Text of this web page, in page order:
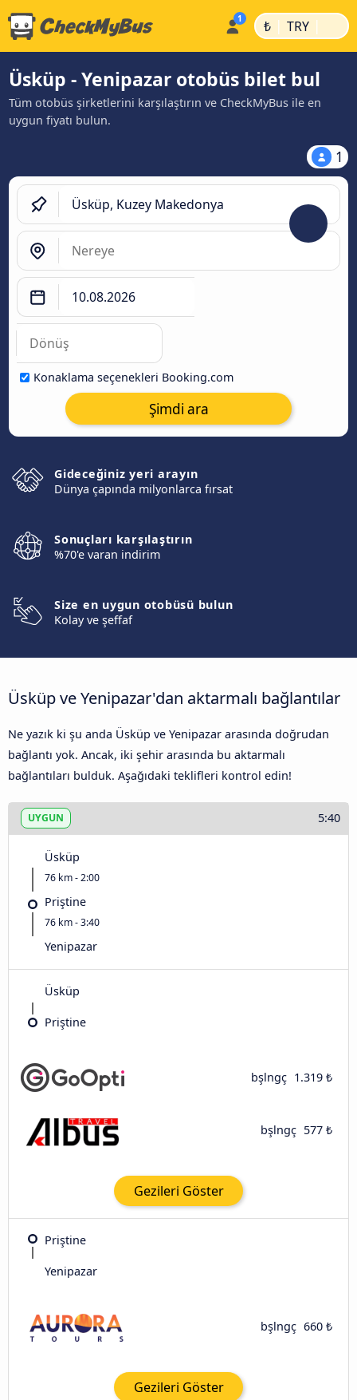
₺ | TRY |
Üsküp - Yenipazar otobüs bilet bul
Tüm otobüs şirketlerini karşılaştırın ve CheckMyBus ile en
uygun fiyatı bulun.
1
Konaklama seçenekleri Booking.com
Şimdi ara
Gideceğiniz yeri arayın
Dünya çapında milyonlarca fırsat
Sonuçları karşılaştırın
%70'e varan indirim
Size en uygun otobüsü bulun
Kolay ve şeffaf
Üsküp ve Yenipazar'dan aktarmalı bağlantılar
Ne yazık ki şu anda Üsküp ve Yenipazar arasında doğrudan
bağlantı yok. Ancak, iki şehir arasında bu aktarmalı
bağlantıları bulduk. Aşağıdaki teklifleri kontrol edin!
UYGUN 5:40
Üsküp
76 km - 2:00
Priştine
76 km - 3:40
Yenipazar
Üsküp
Priştine
bşlngç 1.319 ₺
bşlngç 577 ₺
Gezileri Göster
Priştine
Yenipazar
bşlngç 660 ₺
Gezileri Göster